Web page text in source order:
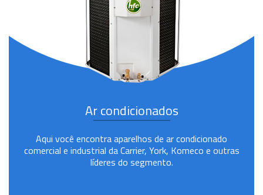
Ar condicionados
Aqui você encontra aparelhos de ar condicionado
comercial e industrial da Carrier, York, Komeco e outras
líderes do segmento.